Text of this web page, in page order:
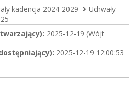
kadencja 2024-2029
Uchwały
2025-12-19 (Wójt
2025-12-19 12:00:53